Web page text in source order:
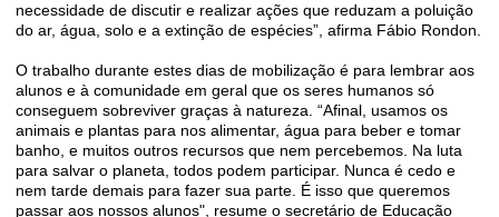
necessidade de discutir e realizar ações que reduzam a poluição
do ar, água, solo e a extinção de espécies”, afirma Fábio Rondon.
O trabalho durante estes dias de mobilização é para lembrar aos
alunos e à comunidade em geral que os seres humanos só
conseguem sobreviver graças à natureza. “Afinal, usamos os
animais e plantas para nos alimentar, água para beber e tomar
banho, e muitos outros recursos que nem percebemos. Na luta
para salvar o planeta, todos podem participar. Nunca é cedo e
nem tarde demais para fazer sua parte. É isso que queremos
passar aos nossos alunos", resume o secretário de Educação